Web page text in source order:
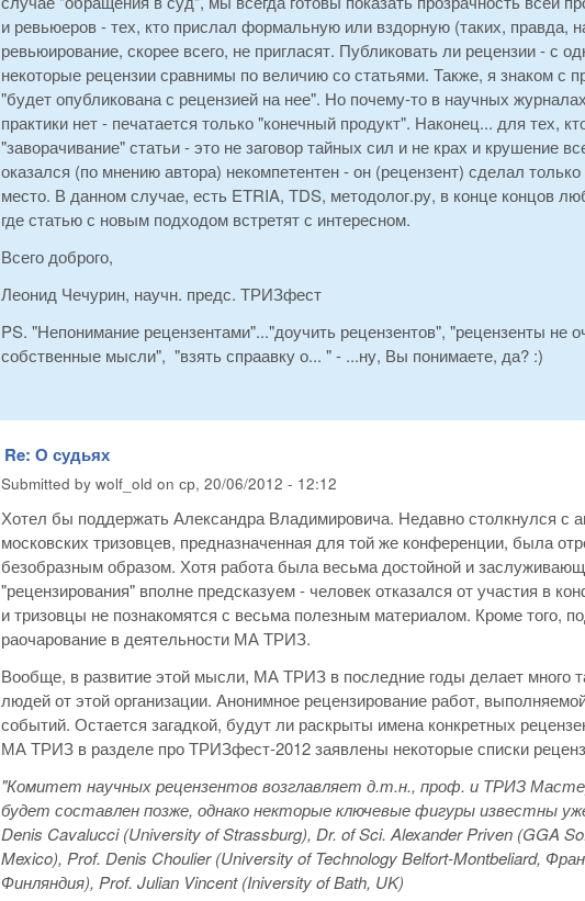
и ревьюеров - тех, кто прислал формальную или вздорную (таких, правда,
ревьюирование, скорее всего, не пригласят. Публиковать ли рецензии - с
некоторые рецензии сравнимы по величию со статьями. Также, я знаком с
"будет опубликована с рецензией на нее". Но почему-то в научных
практики нет - печатается только "конечный продукт". Наконец... для тех,
"заворачивание" статьи - это не заговор тайных сил и не крах и крушение
оказался (по мнению автора) некомпетентен - он (рецензент) сделал
место. В данном случае, есть ETRIA, ТDS, методолог.ру, в конце концов
где статью с новым подходом встретят с интересном.
Всего доброго,
Леонид Чечурин, научн. предс. ТРИЗфест
PS. "Непонимание рецензентами"..."доучить рецензентов", "рецензенты не
собственные мысли", "взять спраавку о... " - ...ну, Вы понимаете, да? :)
Re: О судьях
Submitted by wolf_old on ср, 20/06/2012 - 12:12
Хотел бы поддержать Александра Владимировича. Недавно столкнулся с
московских тризовцев, предназначенная для той же конференции, была
безобразным образом. Хотя работа была весьма достойной и
"рецензирования" вполне предсказуем - человек отказался от участия в
и тризовцы не познакомятся с весьма полезным материалом. Кроме того,
раочарование в деятельности МА ТРИЗ.
Вообще, в развитие этой мысли, МА ТРИЗ в последние годы делает много
людей от этой организации. Анонимное рецензирование работ,
событий. Остается загадкой, будут ли раскрыты имена конкретных
МА ТРИЗ в разделе про ТРИЗфест-2012 заявлены некоторые списки
"Комитет научных рецензентов возглавляет д.т.н., проф. и ТРИЗ
будет составлен позже, однако некторые ключевые фигуры известны
Denis Cavalucci (University of Strassburg), Dr. of Sci. Alexander Priven (GGA
Mexico), Prof. Denis Choulier (University of Technology Belfort-Montbeliard,
Финляндия), Prof. Julian Vincent (Iniversity of Bath, UK)